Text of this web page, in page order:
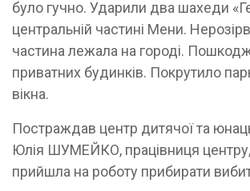
було гучно. Ударили два шахеди
центральній частині Мени.
частина лежала на городі.
приватних будинків. Покрутило
вікна.
Постраждав центр дитячої та
Юлія ШУМЕЙКО, працівниця
прийшла на роботу прибирати